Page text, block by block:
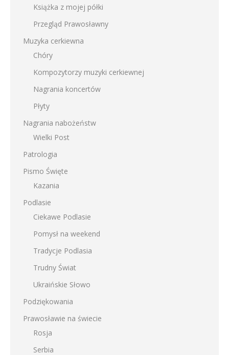
Książka z mojej półki
Przegląd Prawosławny
Muzyka cerkiewna
Chóry
Kompozytorzy muzyki cerkiewnej
Nagrania koncertów
Płyty
Nagrania nabożeństw
Wielki Post
Patrologia
Pismo Święte
Kazania
Podlasie
Ciekawe Podlasie
Pomysł na weekend
Tradycje Podlasia
Trudny Świat
Ukraińskie Słowo
Podziękowania
Prawosławie na świecie
Rosja
Serbia